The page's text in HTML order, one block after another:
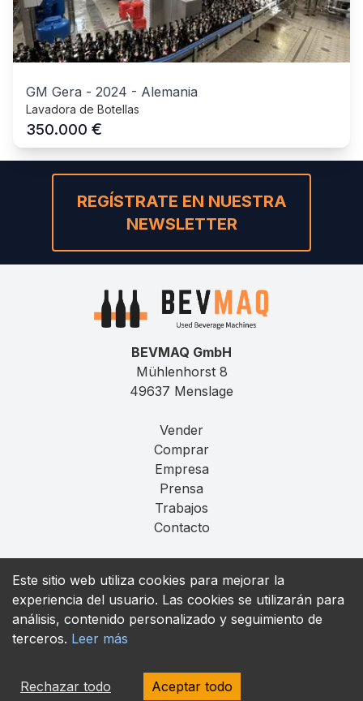
GM Gera - 2024 - Alemania
Lavadora de Botellas
350.000 €
Este sitio web utiliza cookies para mejorar la
experiencia del usuario. Las cookies se utilizarán para
análisis, contenido personalizado y seguimiento de
terceros. Leer más
Rechazar todo Aceptar todo
REGÍSTRATE EN NUESTRA
NEWSLETTER
BEVMAQ GmbH
Mühlenhorst 8
49637 Menslage
Vender
Comprar
Empresa
Prensa
Trabajos
Contacto
Privacidad
T&C
contact@bevmaq.com